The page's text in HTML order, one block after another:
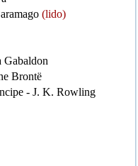
(lido)
Gabaldon
Brontë
- J. K. Rowling